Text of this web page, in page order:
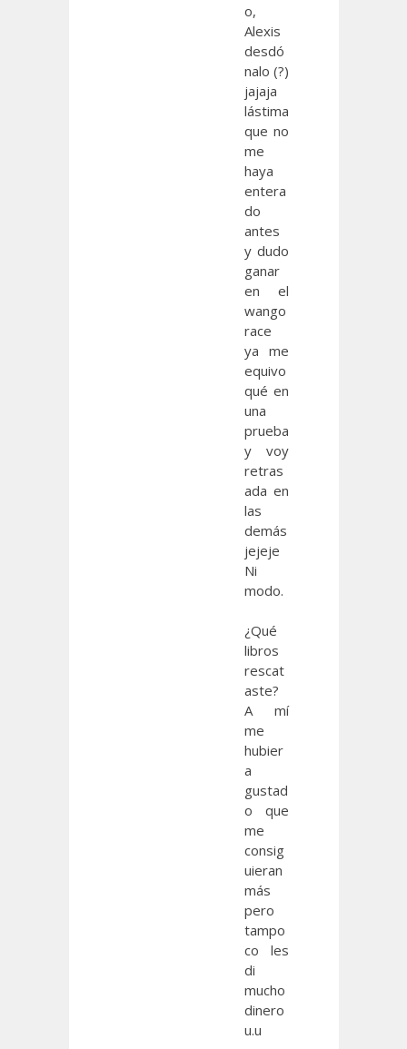
o,
Alexis
desdó
nalo (?)
jajaja
lástima
que no
me
haya
entera
do
antes
y dudo
ganar
en el
wango
race
ya me
equivo
qué en
una
prueba
y voy
retras
ada en
las
demás
jejeje
Ni
modo.
¿Qué
libros
rescat
aste?
A mí
me
hubier
a
gustad
o que
me
consig
uieran
más
pero
tampo
co les
di
mucho
dinero
u.u